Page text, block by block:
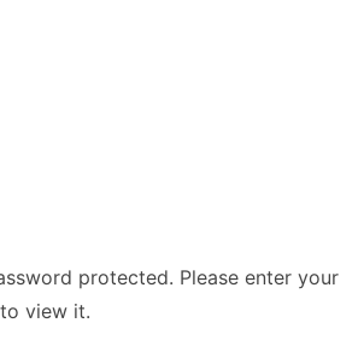
protected. Please enter your
view it.